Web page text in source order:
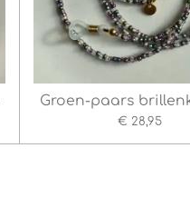
Groen-paars
€ 28,95